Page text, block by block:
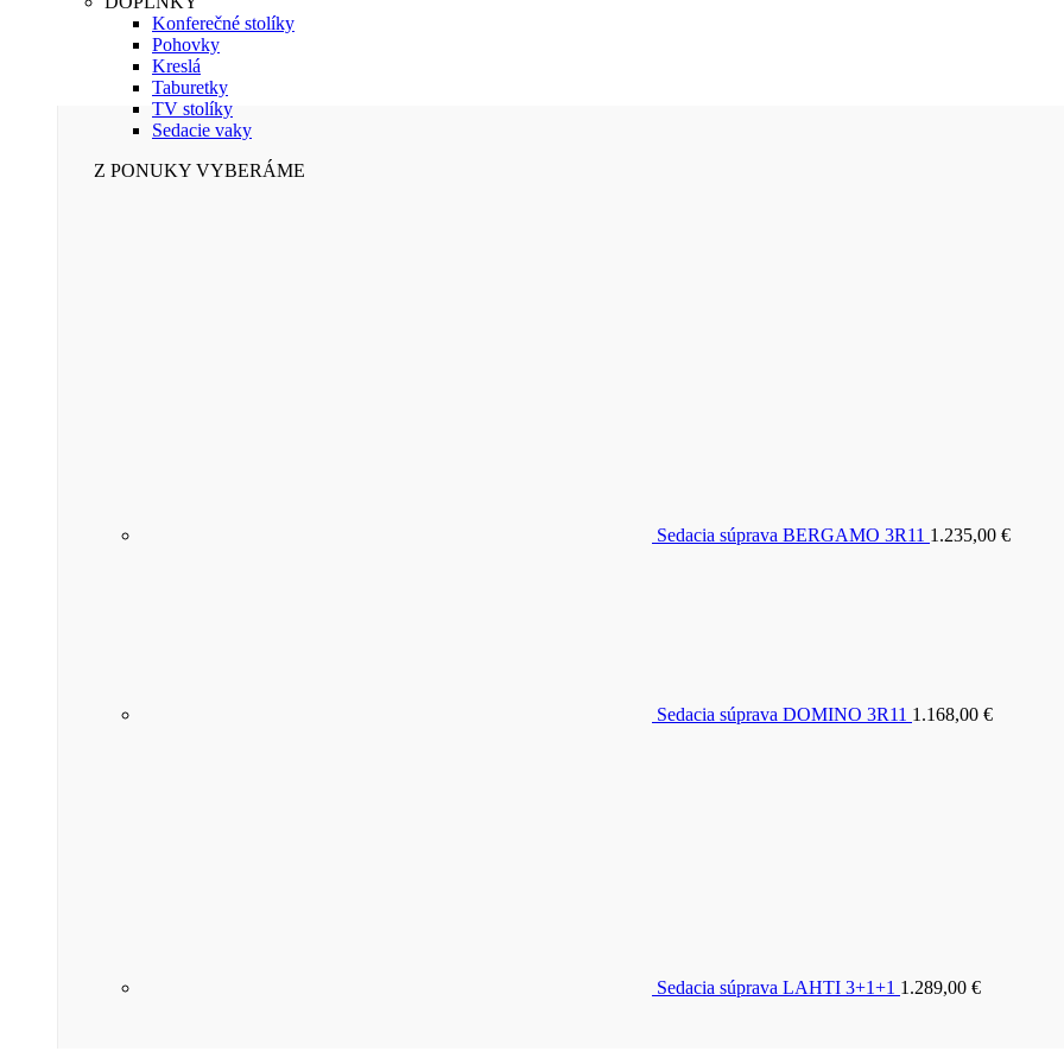
Konferečné stolíky
Pohovky
Kreslá
Taburetky
TV stolíky
Sedacie vaky
Z PONUKY VYBERÁME
Sedacia súprava BERGAMO 3R11 1.235,00 €
Sedacia súprava DOMINO 3R11 1.168,00 €
Sedacia súprava LAHTI 3+1+1 1.289,00 €